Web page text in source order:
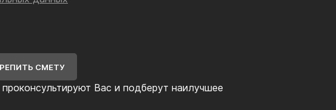
Вас и подберут наилучшее
СМЕТУ